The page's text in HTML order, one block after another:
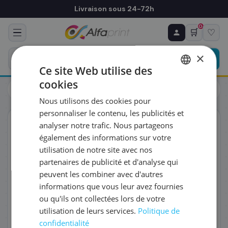
Livraison sous 24-72h
🛒
0
♡
Toners
Canon
ORIGINAL
♻ COMMANDE RÉCURRENTE
Prévoyez & économisez
Programmez votre prochain achat — notre équipe
vous prépare un devis personnalisé
RÉFÉRENCE DU PRODUIT
FRÉQUENCE
QUANTITÉ PAR LIVRAISON
DATE DE PREMIÈRE LIVRAISON SOUHAITÉE
×
Ce site Web utilise des
cookies
Nous utilisons des cookies pour
personnaliser le contenu, les publicités et
analyser notre trafic. Nous partageons
également des informations sur votre
utilisation de notre site avec nos
partenaires de publicité et d'analyse qui
peuvent les combiner avec d'autres
informations que vous leur avez fournies
ou qu'ils ont collectées lors de votre
utilisation de leurs services. Politique de
confidentialité